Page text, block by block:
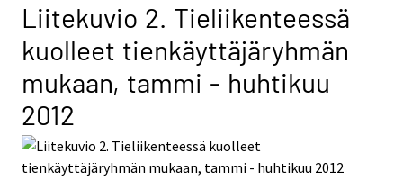
Liitekuvio 2. Tieliikenteessä
kuolleet tienkäyttäjäryhmän
mukaan, tammi - huhtikuu
2012